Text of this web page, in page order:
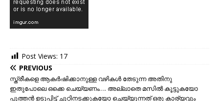
Post Views: 17
PREVIOUS
സ്ത്രീകളെ ആകർഷിക്കാനുള്ള വഴികൾ തേടുന്ന അതിനു
ഇതുപോലെ ഒക്കെ ചെയ്യണം…. അല്ലാതെ മസില്‍ കൂട്ടുകയോ
പുത്തന്‍ ഉടുപ്പിട്ട് ചുറ്റിനടക്കുകയോ ചെയ്യുന്നത് ഒരു കാര്യവും